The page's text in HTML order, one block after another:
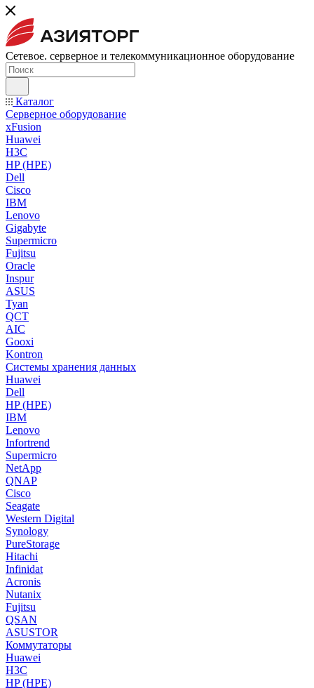
Сетевое. серверное и телекоммуникационное оборудование
Каталог
Серверное оборудование
xFusion
Huawei
H3C
HP (HPE)
Dell
Cisco
IBM
Lenovo
Gigabyte
Supermicro
Fujitsu
Oracle
Inspur
ASUS
Tyan
QCT
AIC
Gooxi
Kontron
Системы хранения данных
Huawei
Dell
HP (HPE)
IBM
Lenovo
Infortrend
Supermicro
NetApp
QNAP
Cisco
Seagate
Western Digital
Synology
PureStorage
Hitachi
Infinidat
Acronis
Nutanix
Fujitsu
QSAN
ASUSTOR
Коммутаторы
Huawei
H3C
HP (HPE)